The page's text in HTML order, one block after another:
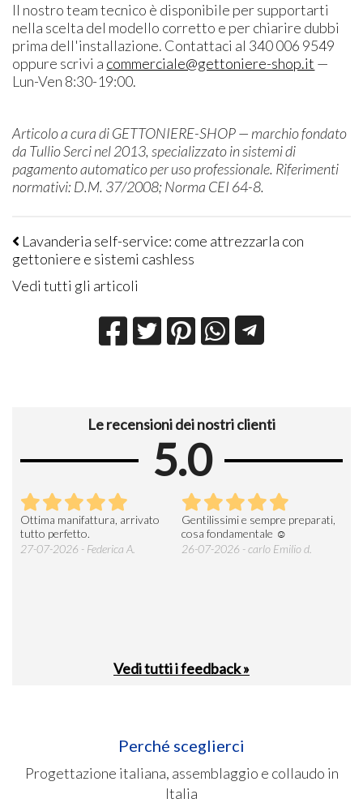
Il nostro team tecnico è disponibile per supportarti
nella scelta del modello corretto e per chiarire dubbi
prima dell'installazione. Contattaci al 340 006 9549
oppure scrivi a commerciale@gettoniere-shop.it —
Lun-Ven 8:30-19:00.
Articolo a cura di GETTONIERE-SHOP — marchio fondato
da Tullio Serci nel 2013, specializzato in sistemi di
pagamento automatico per uso professionale. Riferimenti
normativi: D.M. 37/2008; Norma CEI 64-8.
Lavanderia self-service: come attrezzarla con
gettoniere e sistemi cashless
Vedi tutti gli articoli
Le recensioni dei nostri clienti
5.0
Ottima manifattura, arrivato
tutto perfetto.
27-07-2026 - Federica A.
Gentilissimi e sempre preparati,
cosa fondamentale ☺️
26-07-2026 - carlo Emilio d.
Vedi tutti i feedback »
Perché sceglierci
Progettazione italiana, assemblaggio e collaudo in
Italia